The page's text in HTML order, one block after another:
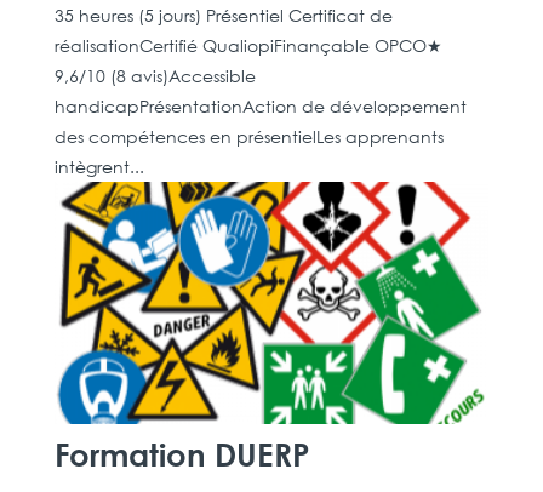
35 heures (5 jours) Présentiel Certificat de
réalisationCertifié QualiopiFinançable OPCO★
9,6/10 (8 avis)Accessible
handicapPrésentationAction de développement
des compétences en présentielLes apprenants
intègrent...
Formation DUERP